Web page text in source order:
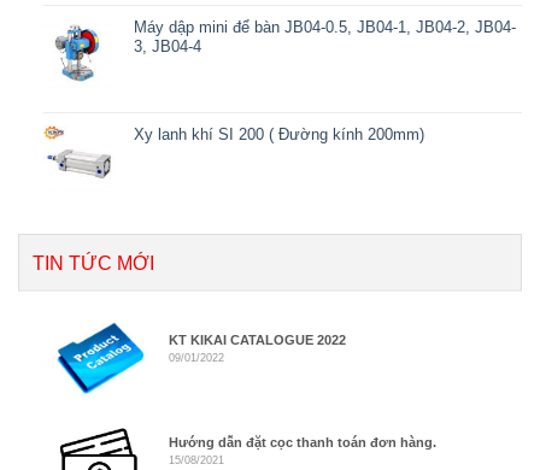
Máy dập mini để bàn JB04-0.5, JB04-1, JB04-2, JB04-
3, JB04-4
Xy lanh khí SI 200 ( Đường kính 200mm)
TIN TỨC MỚI
KT KIKAI CATALOGUE 2022
09/01/2022
Hướng dẫn đặt cọc thanh toán đơn hàng.
15/08/2021